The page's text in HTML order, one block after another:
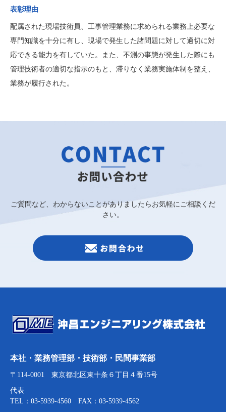
表彰理由
配属された現場技術員、工事管理業務に求められる業務上必要な
専門知識を十分に有し、現場で発生した諸問題に対して適切に対
応できる能力を有していた。また、不測の事態が発生した際にも
管理技術者の適切な指示のもと、滞りなく業務実施体制を整え、
業務が履行された。
ご質問など、わからないことがありましたらお気軽にご相談くだ
さい。
本社・業務管理部・技術部・民間事業部
〒114-0001 東京都北区東十条６丁目４番15号
代表
TEL：03-5939-4560 FAX：03-5939-4562